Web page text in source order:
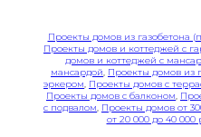
Проекты домов из газобетона
Проекты домов и коттеджей с
домов и коттеджей с
мансардой, Проекты домов из
эркером, Проекты домов с
Проекты домов с балконом,
с подвалом, Проекты домов от
от 20 000 до 40 000